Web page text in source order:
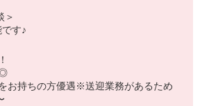
＞
す♪
◎
お持ちの方優遇※送迎業務があるため